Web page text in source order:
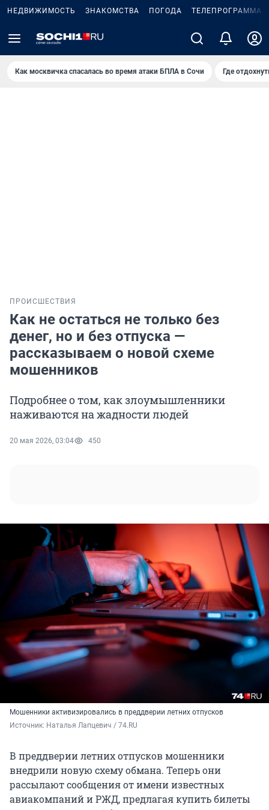
НЕДВИЖИМОСТЬ ЗНАКОМСТВА ПОГОДА ТЕЛЕПРОГРАММА
Как москвичка спасалась во время атаки БПЛА в Сочи Где
ПРОИСШЕСТВИЯ
Как не остаться не только без
денег, но и без отпуска —
рассказываем о новой схеме
мошенников
Подробнее о том, как злоумышленники
наживаются на жадности людей
20 мая 2026, 03:04 450
Мошенники активизировались в преддверии летних отпусков
Источник: Наталья Лапцевич / 74.RU
В преддверии летних отпусков мошенники
внедрили новую схему обмана. Теперь они
рассылают сообщения от имени известных
авиакомпаний и РЖД, предлагая купить билеты